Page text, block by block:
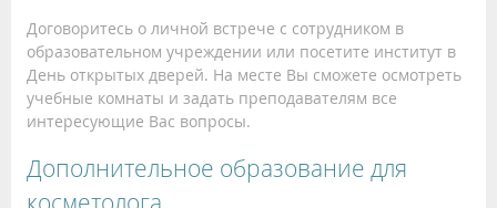
Договоритесь о личной встрече с сотрудником в
образовательном учреждении или посетите институт в
День открытых дверей. На месте Вы сможете осмотреть
учебные комнаты и задать преподавателям все
интересующие Вас вопросы.
Дополнительное образование для